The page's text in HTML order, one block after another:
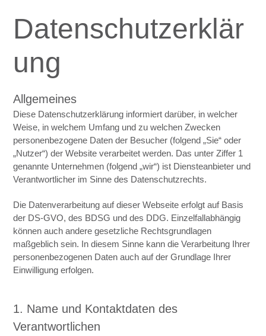
Datenschutzerklär
ung
Allgemeines
Diese Datenschutzerklärung informiert darüber, in welcher
Weise, in welchem Umfang und zu welchen Zwecken
personenbezogene Daten der Besucher (folgend „Sie“ oder
„Nutzer“) der Website verarbeitet werden. Das unter Ziffer 1
genannte Unternehmen (folgend „wir“) ist Diensteanbieter und
Verantwortlicher im Sinne des Datenschutzrechts.
Die Datenverarbeitung auf dieser Webseite erfolgt auf Basis
der DS-GVO, des BDSG und des DDG. Einzelfallabhängig
können auch andere gesetzliche Rechtsgrundlagen
maßgeblich sein. In diesem Sinne kann die Verarbeitung Ihrer
personenbezogenen Daten auch auf der Grundlage Ihrer
Einwilligung erfolgen.
1. Name und Kontaktdaten des
Verantwortlichen